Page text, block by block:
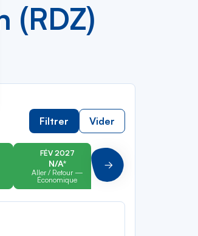
(RDZ)
Filtrer Vider
FÉV 2027
N/A*
Aller / Retour —
Économique
Aller / Retour —
Suivant